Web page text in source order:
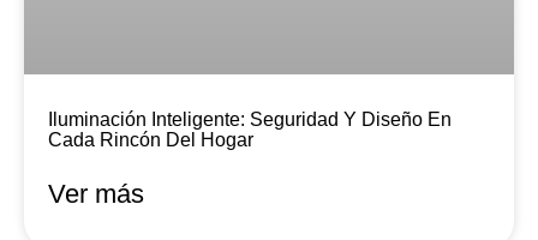
Iluminación Inteligente: Seguridad Y Diseño En
Cada Rincón Del Hogar
Ver más